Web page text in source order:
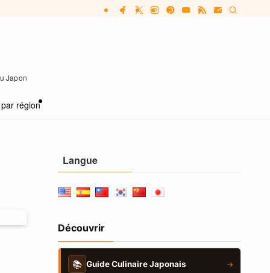
Japon
région
Langue
Découvrir
📚 Guide Culinaire Japonais →